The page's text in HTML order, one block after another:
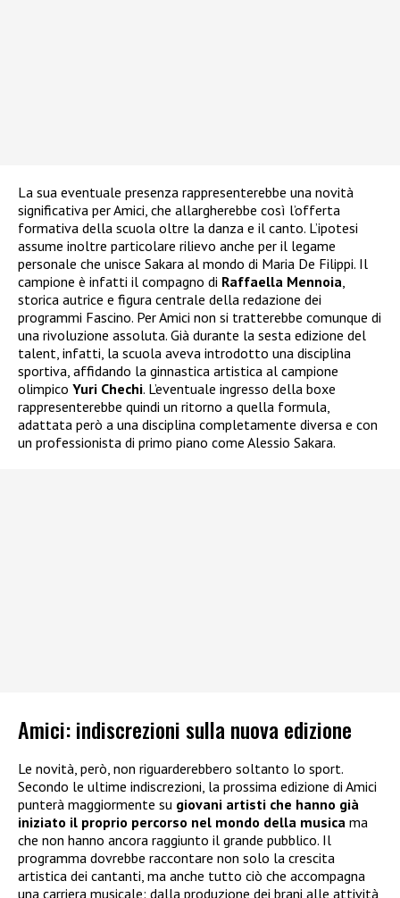
La sua eventuale presenza rappresenterebbe una novità
significativa per Amici, che allargherebbe così l’offerta
formativa della scuola oltre la danza e il canto. L’ipotesi
assume inoltre particolare rilievo anche per il legame
personale che unisce Sakara al mondo di Maria De Filippi. Il
campione è infatti il compagno di Raffaella Mennoia,
storica autrice e figura centrale della redazione dei
programmi Fascino. Per Amici non si tratterebbe comunque di
una rivoluzione assoluta. Già durante la sesta edizione del
talent, infatti, la scuola aveva introdotto una disciplina
sportiva, affidando la ginnastica artistica al campione
olimpico Yuri Chechi. L’eventuale ingresso della boxe
rappresenterebbe quindi un ritorno a quella formula,
adattata però a una disciplina completamente diversa e con
un professionista di primo piano come Alessio Sakara.
Amici: indiscrezioni sulla nuova edizione
Le novità, però, non riguarderebbero soltanto lo sport.
Secondo le ultime indiscrezioni, la prossima edizione di Amici
punterà maggiormente su giovani artisti che hanno già
iniziato il proprio percorso nel mondo della musica ma
che non hanno ancora raggiunto il grande pubblico. Il
programma dovrebbe raccontare non solo la crescita
artistica dei cantanti, ma anche tutto ciò che accompagna
una carriera musicale: dalla produzione dei brani alle attività